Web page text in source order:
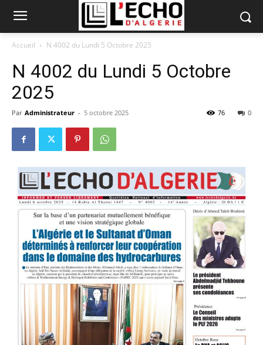
Accueil N 4002 du Lundi 5 Octobre 2025
N 4002 du Lundi 5 Octobre
2025
Par Administrateur - 5 octobre 2025 0
76